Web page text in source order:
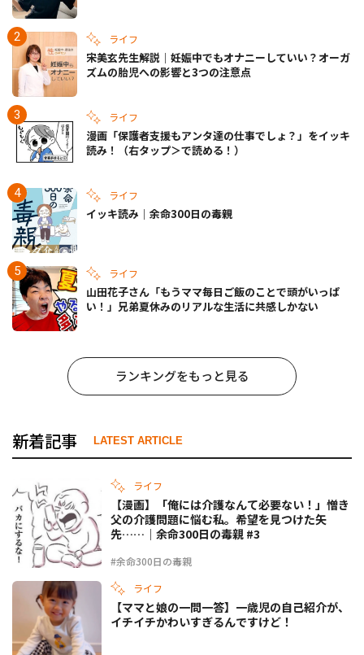
ライフ
宋美玄先生解説｜妊娠中でもオナニーしていい？オーガ
ズムの胎児への影響と3つの注意点
ライフ
漫画「保護者支援もアンタ達の仕事でしょ？」をイッキ
読み！（右タップ＞で読める！）
ライフ
イッキ読み｜余命300日の毒親
ライフ
山田花子さん「もうママ毎日ご飯のことで頭がいっぱ
い！」兄弟夏休みのリアルな生活に共感しかない
ランキングをもっと見る
新着記事 LATEST ARTICLE
ライフ
#余命300日の毒親
【漫画】「俺には介護なんて必要ない！」憎き
父の介護問題に悩む私。希望を見つけた矢
先……｜余命300日の毒親 #3
ライフ
【ママと娘の一問一答】一歳児の自己紹介が、
イチイチかわいすぎるんですけど！